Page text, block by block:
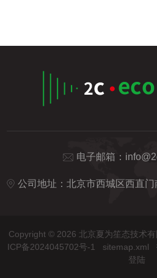
电子邮箱：
公司地址：北京市西城区西直门
Copyright © 2026 北京夏为笙态技术
ICP备2024045702号-1
sitemap.xml
登陆